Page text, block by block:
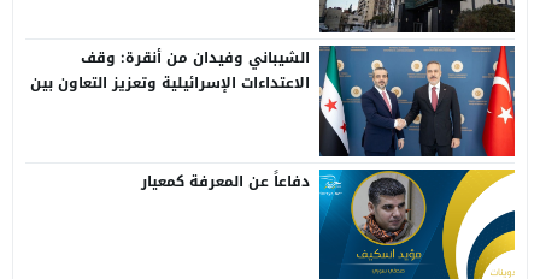
الشيباني وفيدان من أنقرة: وقف
الاعتداءات الإسرائيلية وتعزيز التعاون بين
دفاعاً عن المعرفة كمعيار